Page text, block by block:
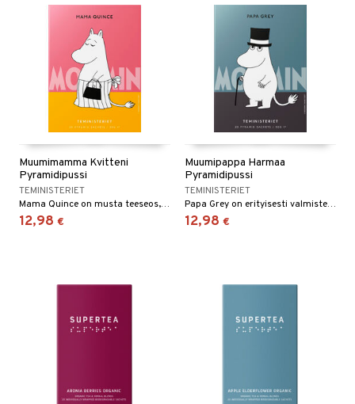
Muumimamma Kvitteni
Pyramidipussi
TEMINISTERIET
Mama Quince on musta teeseos, johon on lisätty kvitteniä, luonnollista hedelmämakua, joka antaa ihanan makean ja kirpeän maun.
12,98 €
Muumipappa Harmaa
Pyramidipussi
TEMINISTERIET
Papa Grey on erityisesti valmistettu luonnollisesti maustettu musta teeseos, jossa on bergamotin hienostunut aromi.
12,98 €